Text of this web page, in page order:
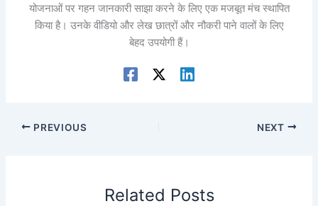
योजनाओं पर गहन जानकारी साझा करने के लिए एक मजबूत मंच स्थापित
किया है। उनके वीडियो और लेख छात्रों और नौकरी पाने वालों के लिए
बेहद उपयोगी हैं।
PREVIOUS NEXT
Related Posts